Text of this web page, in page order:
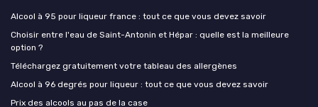
Alcool à 95 pour liqueur france : tout ce que vous devez savoir
Choisir entre l'eau de Saint-Antonin et Hépar : quelle est la meilleure
option ?
Téléchargez gratuitement votre tableau des allergènes
Alcool à 96 degrés pour liqueur : tout ce que vous devez savoir
Prix des alcools au pas de la case